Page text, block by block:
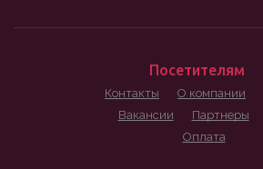
Посетителям
Контакты О компании
Вакансии
Партнеры
Оплата